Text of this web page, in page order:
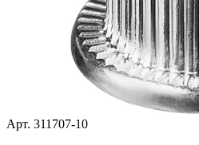
Арт. 311707-10